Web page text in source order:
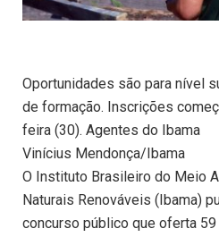
Oportunidades são para nível
de formação. Inscrições
feira (30). Agentes do Ibama
Vinícius Mendonça/Ibama
O Instituto Brasileiro do Meio
Naturais Renováveis (Ibama)
concurso público que oferta